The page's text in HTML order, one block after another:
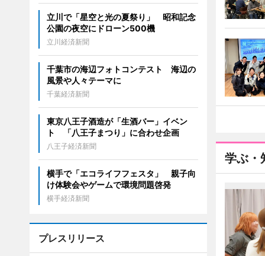
学ぶ・
立川で「星空と光の夏祭り」 昭和記念
公園の夜空にドローン500機
立川経済新聞
千葉市の海辺フォトコンテスト 海辺の
風景や人々テーマに
千葉経済新聞
東京八王子酒造が「生酒バー」イベン
ト 「八王子まつり」に合わせ企画
八王子経済新聞
横手で「エコライフフェスタ」 親子向
け体験会やゲームで環境問題啓発
横手経済新聞
プレスリリース